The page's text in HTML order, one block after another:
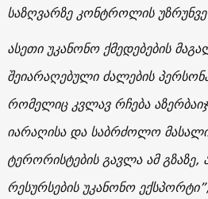
საზღვარზე კონტროლის
ასეთი უკანონო ქმედებების
შეიარაღებული ძალების
რომელიც კვლავ რჩება
იარაღისა და საბრძოლო
ტერორისტების გავლა ამ გზაზე,
რესურსების უკანონო